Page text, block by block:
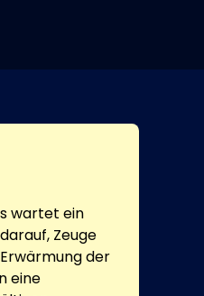
wartet ein
Zeuge
der
eine